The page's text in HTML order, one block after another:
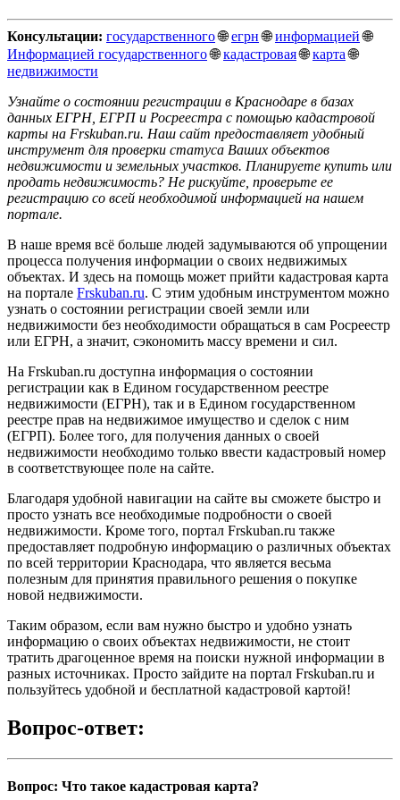
Консультации: государственного🌐егрн🌐информацией🌐
Информацией государственного🌐кадастровая🌐карта🌐
недвижимости
Узнайте о состоянии регистрации в Краснодаре в базах
данных ЕГРН, ЕГРП и Росреестра с помощью кадастровой
карты на Frskuban.ru. Наш сайт предоставляет удобный
инструмент для проверки статуса Ваших объектов
недвижимости и земельных участков. Планируете купить или
продать недвижимость? Не рискуйте, проверьте ее
регистрацию со всей необходимой информацией на нашем
портале.
В наше время всё больше людей задумываются об упрощении
процесса получения информации о своих недвижимых
объектах. И здесь на помощь может прийти кадастровая карта
на портале Frskuban.ru. С этим удобным инструментом можно
узнать о состоянии регистрации своей земли или
недвижимости без необходимости обращаться в сам Росреестр
или ЕГРН, а значит, сэкономить массу времени и сил.
На Frskuban.ru доступна информация о состоянии
регистрации как в Едином государственном реестре
недвижимости (ЕГРН), так и в Едином государственном
реестре прав на недвижимое имущество и сделок с ним
(ЕГРП). Более того, для получения данных о своей
недвижимости необходимо только ввести кадастровый номер
в соответствующее поле на сайте.
Благодаря удобной навигации на сайте вы сможете быстро и
просто узнать все необходимые подробности о своей
недвижимости. Кроме того, портал Frskuban.ru также
предоставляет подробную информацию о различных объектах
по всей территории Краснодара, что является весьма
полезным для принятия правильного решения о покупке
новой недвижимости.
Таким образом, если вам нужно быстро и удобно узнать
информацию о своих объектах недвижимости, не стоит
тратить драгоценное время на поиски нужной информации в
разных источниках. Просто зайдите на портал Frskuban.ru и
пользуйтесь удобной и бесплатной кадастровой картой!
Вопрос-ответ:
Вопрос: Что такое кадастровая карта?